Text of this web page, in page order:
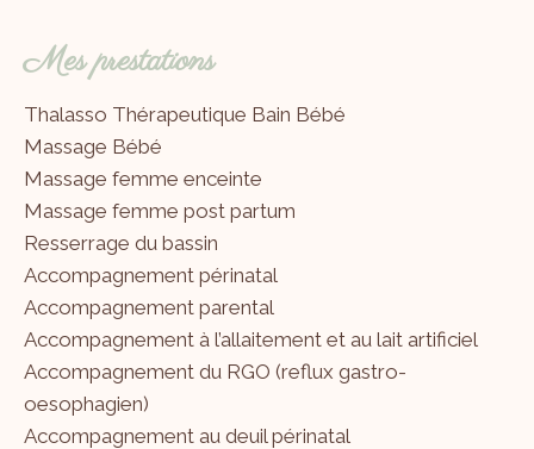
Mes prestations
Thalasso Thérapeutique Bain Bébé
Massage Bébé
Massage femme enceinte
Massage femme post partum
Resserrage du bassin
Accompagnement périnatal
Accompagnement parental
Accompagnement à l’allaitement et au lait artificiel
Accompagnement du RGO (reflux gastro-
oesophagien)
Accompagnement au deuil périnatal